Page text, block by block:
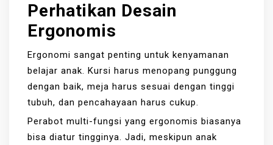
Perhatikan Desain
Ergonomis
Ergonomi sangat penting untuk kenyamanan
belajar anak. Kursi harus menopang punggung
dengan baik, meja harus sesuai dengan tinggi
tubuh, dan pencahayaan harus cukup.
Perabot multi-fungsi yang ergonomis biasanya
bisa diatur tingginya. Jadi, meskipun anak